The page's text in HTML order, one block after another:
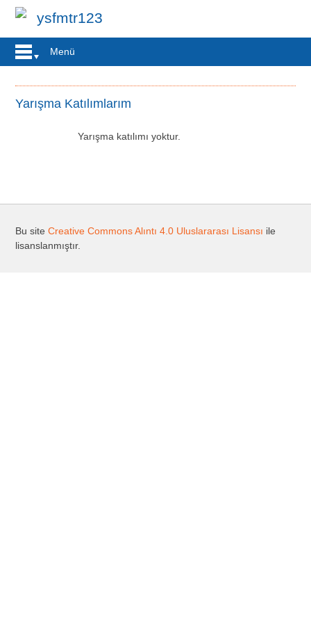
ysfmtr123
Menü
Yarışma Katılımlarım
Yarışma katılımı yoktur.
Bu siteCreative Commons Alıntı 4.0 Uluslararası Lisansı ile
lisanslanmıştır.